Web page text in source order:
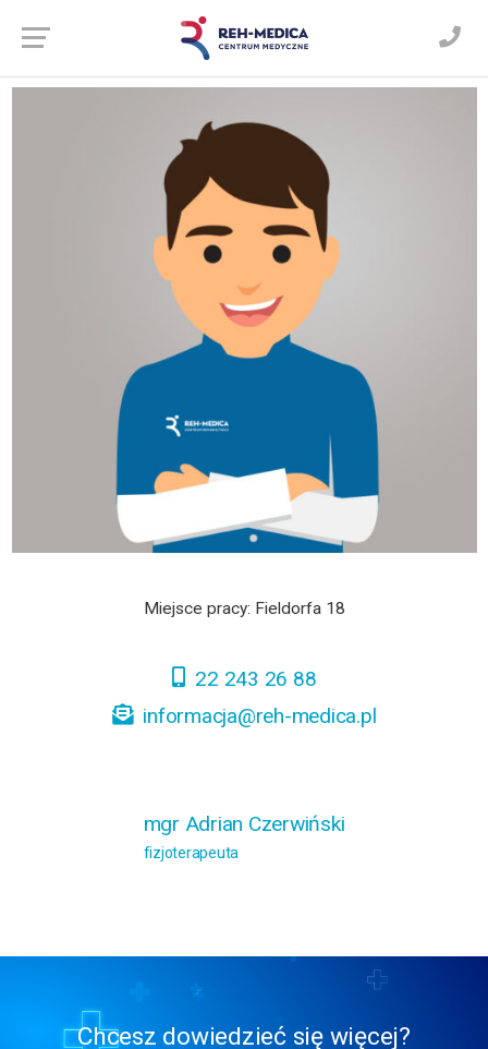
Miejsce pracy: Fieldorfa 18
22 243 26 88
informacja@reh-medica.pl
mgr Adrian Czerwiński
fizjoterapeuta
Chcesz dowiedzieć się więcej?